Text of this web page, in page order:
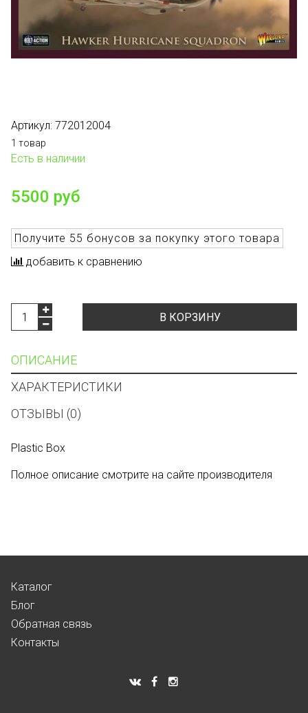
Артикул: 772012004
1 товар
Есть в наличии
5500 руб
Получите 55 бонусов за покупку этого товара
добавить к сравнению
В КОРЗИНУ
ОПИСАНИЕ
ХАРАКТЕРИСТИКИ
ОТЗЫВЫ (0)
Plastic Box
Полное описание смотрите на сайте производителя
Каталог
Блог
Обратная связь
Контакты